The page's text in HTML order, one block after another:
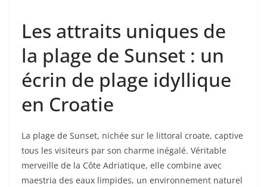
Les attraits uniques de
la plage de Sunset : un
écrin de plage idyllique
en Croatie
La plage de Sunset, nichée sur le littoral croate, captive
tous les visiteurs par son charme inégalé. Véritable
merveille de la Côte Adriatique, elle combine avec
maestria des eaux limpides, un environnement naturel